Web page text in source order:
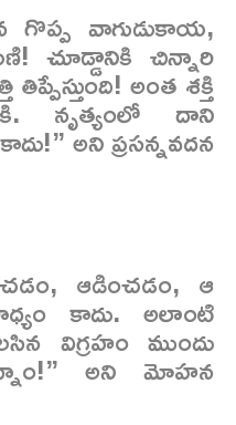
వాగుడుకాయ,
చూడ్డానికి చిన్నారి
అంత శక్తి
నృత్యంలో దాని
అని ప్రసన్నవదన
ఆడించడం, ఆ
కాదు. అలాంటి
విగ్రహం ముందు
అని మోహన